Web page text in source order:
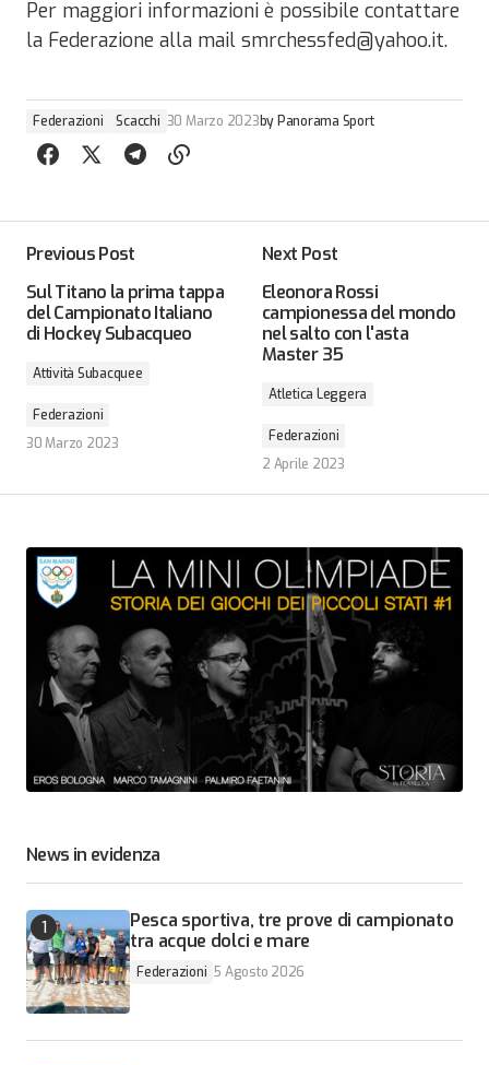
Per maggiori informazioni è possibile contattare
la Federazione alla mail smrchessfed@yahoo.it.
Federazioni Scacchi 30 Marzo 2023byPanorama Sport
Previous Post
Sul Titano la prima tappa
del Campionato Italiano
di Hockey Subacqueo
Attività Subacquee
Federazioni
30 Marzo 2023
Next Post
Eleonora Rossi
campionessa del mondo
nel salto con l'asta
Master 35
Atletica Leggera
Federazioni
2 Aprile 2023
News in evidenza
Pesca sportiva, tre prove di campionato
tra acque dolci e mare
Federazioni 5 Agosto 2026